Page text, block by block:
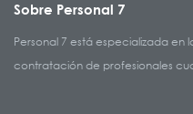
Sobre Personal 7
Personal 7 está especializada
contratación de profesionales